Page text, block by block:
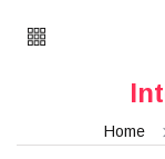
Home